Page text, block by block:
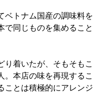
ベトナム国産の調味料を
で同じものを集めること
り着いたが、そもそもこ
。本店の味を再現するこ
ことは積極的にアレンジ